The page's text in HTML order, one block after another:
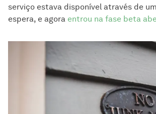
serviço estava disponível através de
espera, e agora entrou na fase beta